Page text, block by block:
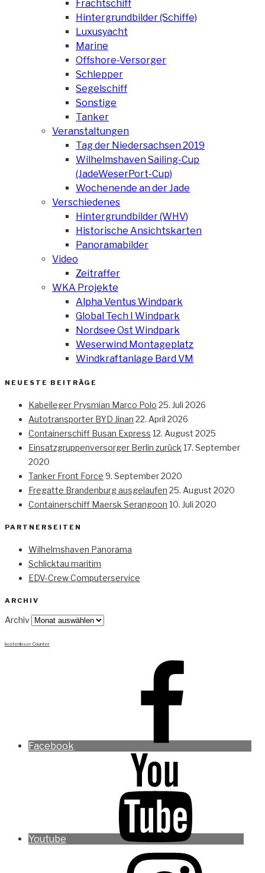
Frachtschiff
Hintergrundbilder (Schiffe)
Luxusyacht
Marine
Offshore-Versorger
Schlepper
Segelschiff
Sonstige
Tanker
Veranstaltungen
Tag der Niedersachsen 2019
Wilhelmshaven Sailing-Cup
(JadeWeserPort-Cup)
Wochenende an der Jade
Verschiedenes
Hintergrundbilder (WHV)
Historische Ansichtskarten
Panoramabilder
Video
Zeitraffer
WKA Projekte
Alpha Ventus Windpark
Global Tech I Windpark
Nordsee Ost Windpark
Weserwind Montageplatz
Windkraftanlage Bard VM
NEUESTE BEITRÄGE
Kabelleger Prysmian Marco Polo 25. Juli 2026
Autotransporter BYD Jinan 22. April 2026
Containerschiff Busan Express 12. August 2025
Einsatzgruppenversorger Berlin zurück 17. September
2020
Tanker Front Force 9. September 2020
Fregatte Brandenburg ausgelaufen 25. August 2020
Containerschiff Maersk Serangoon 10. Juli 2020
PARTNERSEITEN
Wilhelmshaven Panorama
Schlicktau maritim
EDV-Crew Computerservice
ARCHIV
Archiv
kostenloser Counter
Facebook
Youtube